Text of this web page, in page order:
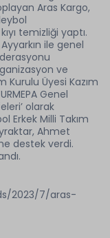
Aras Kargo,
temizliği yaptı.
ile genel
ve
Üyesi Kazım
Genel
olarak
Erkek Milli Takım
Ahmet
destek verdi.